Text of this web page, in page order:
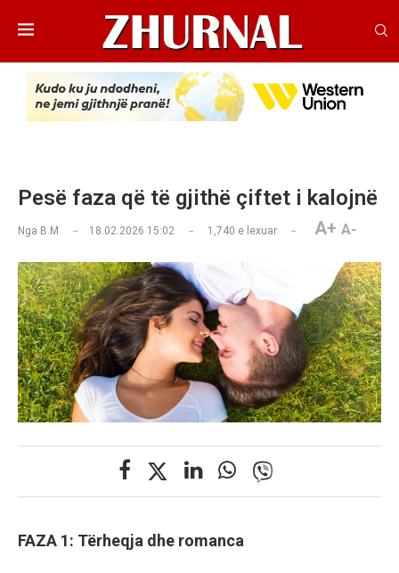
Pesë faza që të gjithë çiftet i kalojnë
Nga B.M 18.02.2026 15:02 1,740 e lexuar A+ A-
FAZA 1: Tërheqja dhe romanca